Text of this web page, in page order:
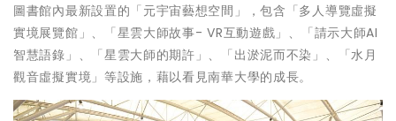
圖書館內最新設置的「元宇宙藝想空間」，包含「多人導覽虛擬
實境展覽館」、「星雲大師故事- VR互動遊戲」、「請示大師AI
智慧語錄」、「星雲大師的期許」、「出淤泥而不染」、「水月
觀音虛擬實境」等設施，藉以看見南華大學的成長。